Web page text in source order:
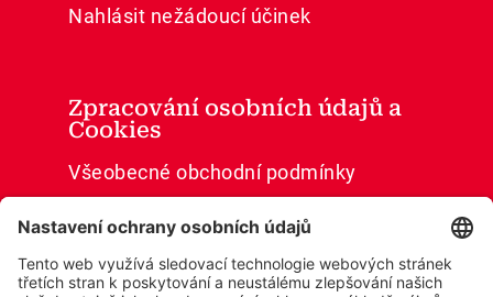
Nahlásit nežádoucí účinek
Zpracování osobních údajů a
Cookies
Všeobecné obchodní podmínky
Cookies